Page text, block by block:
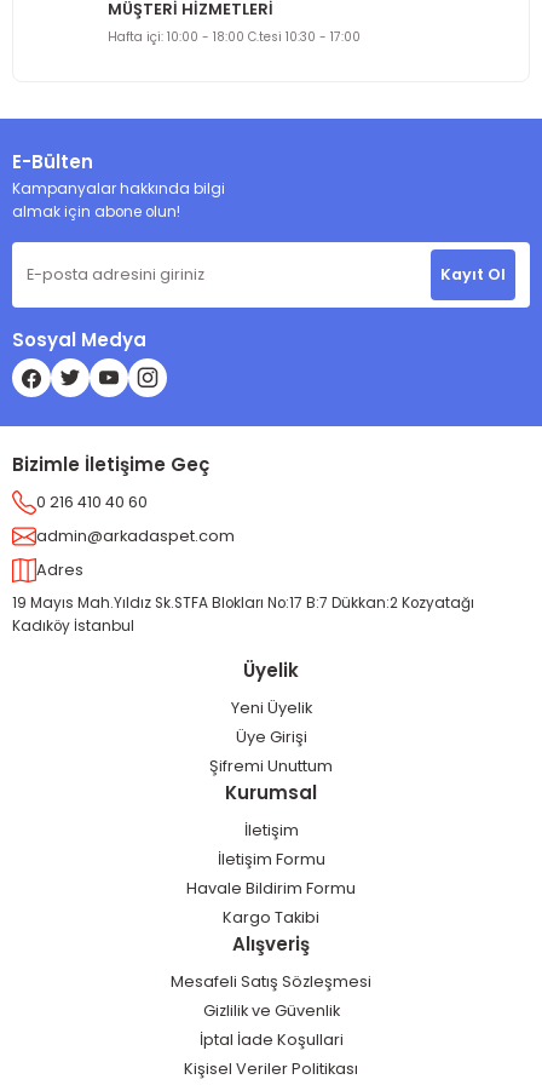
MÜŞTERİ HİZMETLERİ
Hafta içi: 10:00 - 18:00 C.tesi 10:30 - 17:00
E-Bülten
Kampanyalar hakkında bilgi
almak için abone olun!
Kayıt Ol
Sosyal Medya
Bizimle İletişime Geç
0 216 410 40 60
admin@arkadaspet.com
Adres
19 Mayıs Mah.Yıldız Sk.STFA Blokları No:17 B:7 Dükkan:2 Kozyatağı
Kadıköy İstanbul
Üyelik
Yeni Üyelik
Üye Girişi
Şifremi Unuttum
Kurumsal
İletişim
İletişim Formu
Havale Bildirim Formu
Kargo Takibi
Alışveriş
Mesafeli Satış Sözleşmesi
Gizlilik ve Güvenlik
İptal İade Koşullari
Kişisel Veriler Politikası